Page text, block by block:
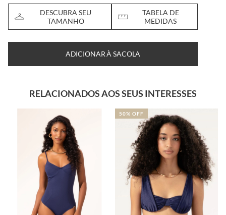
DESCUBRA SEU
TAMANHO
TABELA DE
MEDIDAS
ADICIONAR À SACOLA
RELACIONADOS AOS SEUS INTERESSES
50% OFF